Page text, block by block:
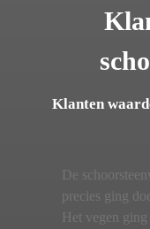
Klanten
De
precies ging
Het vegen